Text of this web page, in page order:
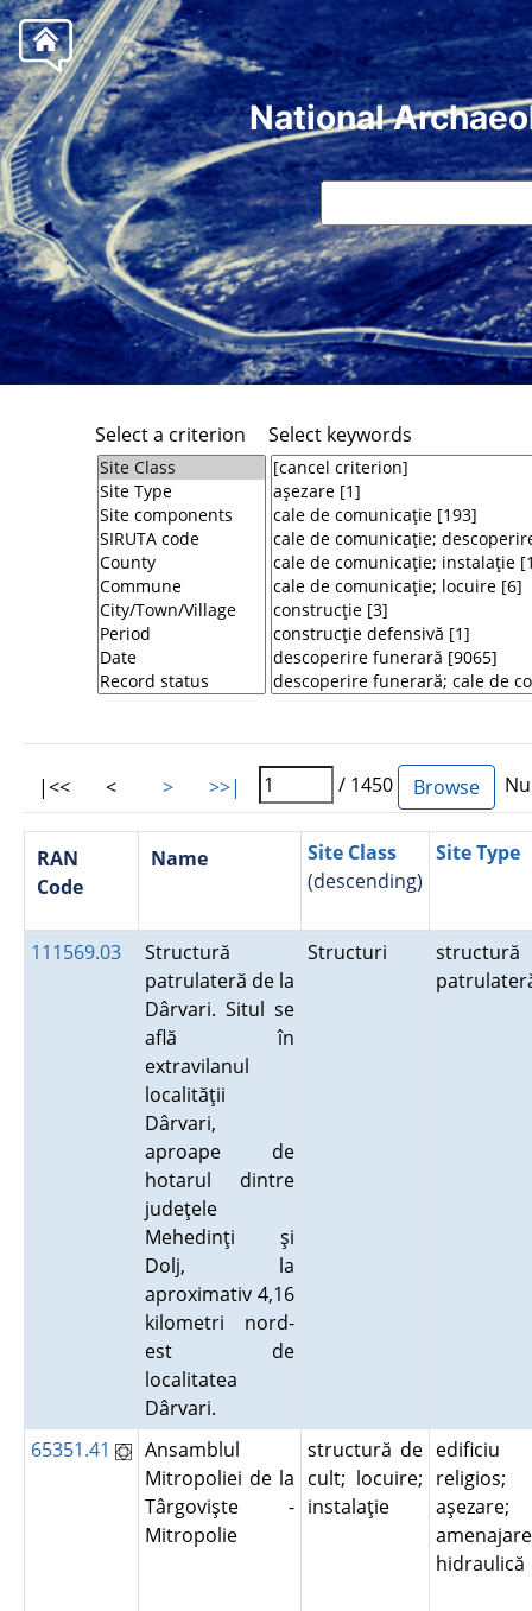
National
Select a criterion Select keywords
|<< < > >>| / 1450
RAN
Code
Name
Site Class
(descending)
Site Type
111569.03
Structură
patrulateră de la
Dârvari. Situl se
află în
extravilanul
localităţii
Dârvari,
aproape de
hotarul dintre
judeţele
Mehedinţi şi
Dolj, la
aproximativ 4,16
kilometri nord-
est de
localitatea
Dârvari.
Structuri
structură
65351.41
Ansamblul
Mitropoliei de la
Târgovişte -
Mitropolie
structură de
cult; locuire;
instalaţie
edificiu
religios;
aşezare;
amenajare